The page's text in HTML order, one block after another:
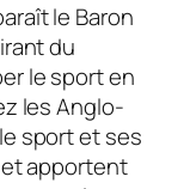
le Baron
du
le sport en
les Anglo-
sport et ses
apportent